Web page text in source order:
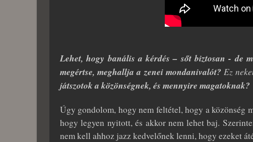
Lehet, hogy banális a kérdés – sőt biztosan - de
megértse, meghallja a zenei mondanivalót? Ez
játszotok a közönségnek, és mennyire magatoknak?
Úgy gondolom, hogy nem feltétel, hogy a közönség
hogy legyen nyitott, és akkor nem lehet baj.
nem kell ahhoz jazz kedvelőnek lenni, hogy ezeket